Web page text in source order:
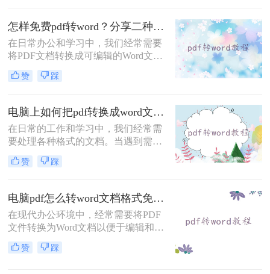
转word免费呢？本文将介绍三种免费
的PDF转Word方法。
怎样免费pdf转word？分享二种常用的转换方法！
在日常办公和学习中，我们经常需要
将PDF文档转换成可编辑的Word文
件。幸运的是，有多种免费的方法可
以实现这一目标。那么怎样免费pdf转
方法。
赞 踩
电脑上如何把pdf转换成word文档？学会这4种方法轻松完成转换！
在日常的工作和学习中，我们经常需
要处理各种格式的文档。当遇到需要
编辑或调整内容的PDF文件时，将其
转换为可编辑的Word文档就显得尤为
word文档呢？本文将介绍四种有效的
PDF转Word的方法，帮助你轻松完成
这一任务。
赞 踩
电脑pdf怎么转word文档格式免费？这2个方法了解一下！
在现代办公环境中，经常需要将PDF
文件转换为Word文档以便于编辑和修
改。对于那些希望节省成本的用户来
说，找到一种免费且有效的PDF转
赞 踩